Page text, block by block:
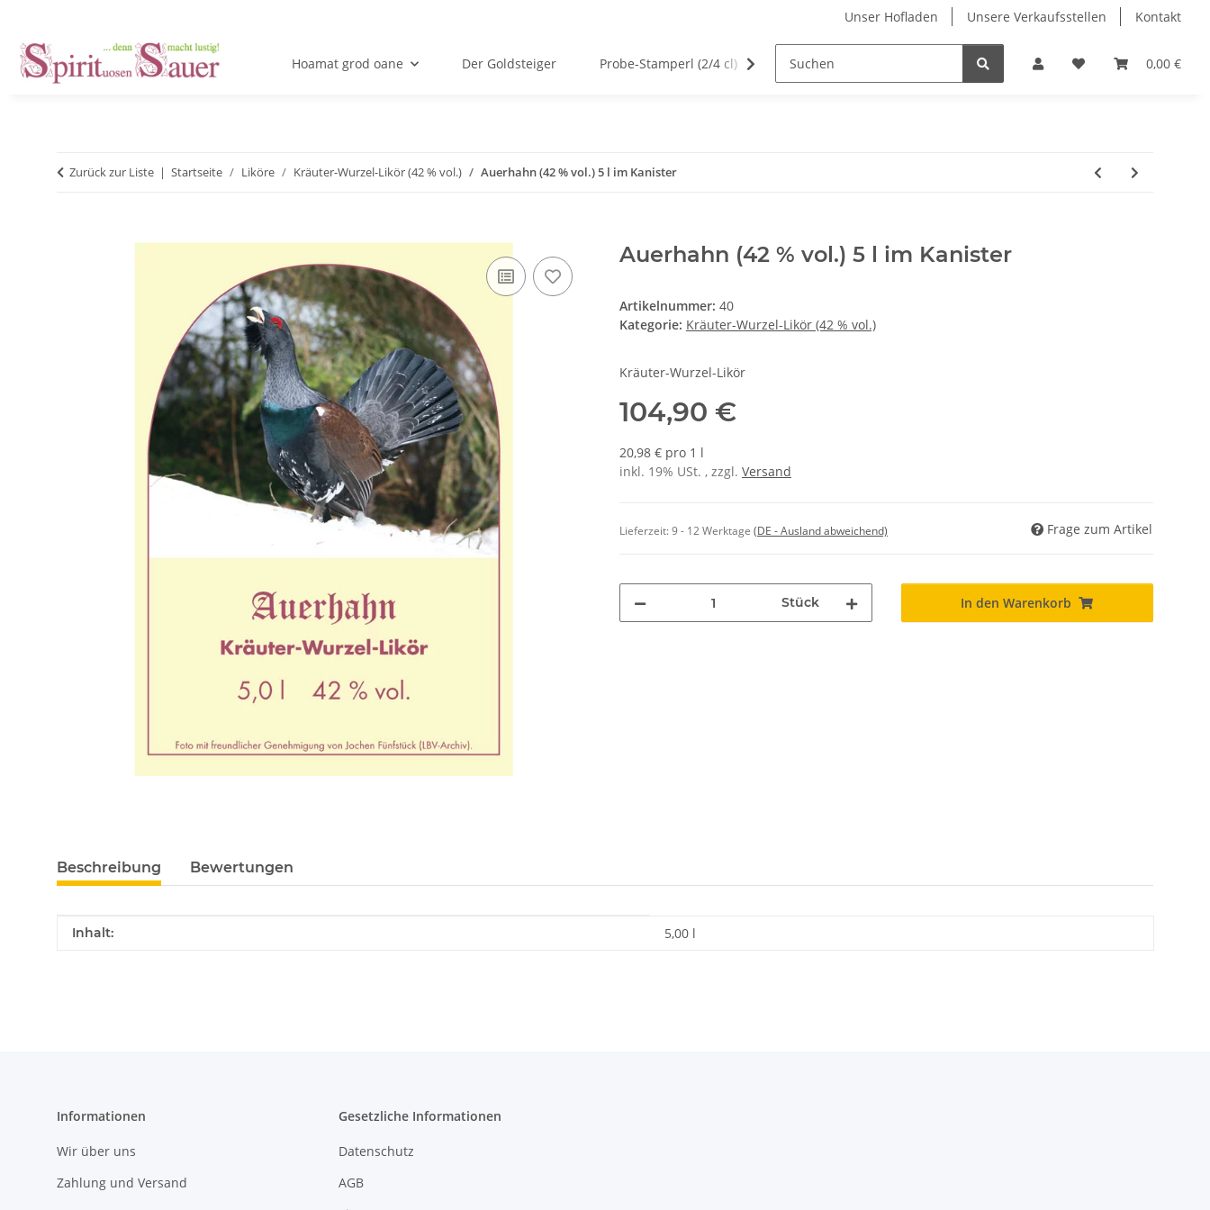
Unser Hofladen Unsere Verkaufsstellen Kontakt
0,00 €
Hoamat grod oane Der Goldsteiger Probe-Stamperl (2/4 cl) Von A bis Z Hausmarken Fruchtiges Klare
Zurück zur Liste Startseite Liköre Kräuter-Wurzel-Likör (42 % vol.) Auerhahn (42 % vol.) 5 l im Kanister
Auerhahn (42 % vol.) 5 l im Kanister
Artikelnummer: 40
Kategorie: Kräuter-Wurzel-Likör (42 % vol.)
Kräuter-Wurzel-Likör
104,90 €
20,98 € pro 1 l
inkl. 19% USt. , zzgl. Versand
Lieferzeit:9 - 12 Werktage (DE - Ausland abweichend) Frage zum Artikel
Stück In den Warenkorb
Beschreibung Bewertungen
Produkteigenschaft
Wert
Inhalt: 5,00 l
Informationen
Wir über uns
Zahlung und Versand
Gesetzliche Informationen
Datenschutz
AGB